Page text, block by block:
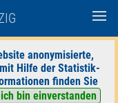
anonymisierte,
Hilfe der Statistik-
finden Sie
bin einverstanden